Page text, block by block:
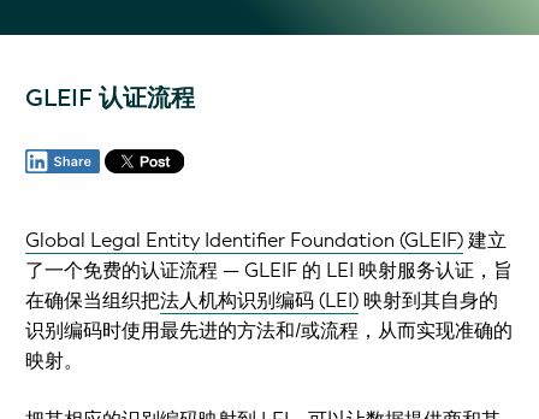
GLEIF 认证流程
Global Legal Entity Identifier Foundation (GLEIF)建立
了一个免费的认证流程 — GLEIF 的 LEI 映射服务认证，旨
在确保当组织把法人机构识别编码 (LEI)映射到其自身的
识别编码时使用最先进的方法和/或流程，从而实现准确的
映射。